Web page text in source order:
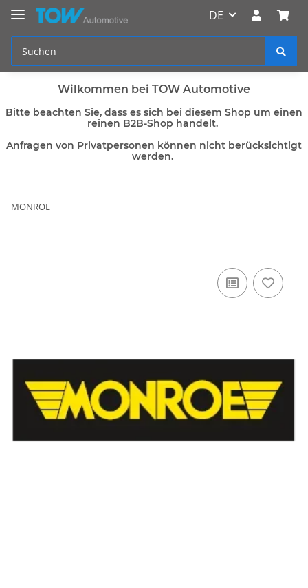
DE
Wilkommen bei TOW Automotive
Bitte beachten Sie, dass es sich bei diesem Shop um einen
reinen B2B-Shop handelt.
Anfragen von Privatpersonen können nicht berücksichtigt
werden.
MONROE